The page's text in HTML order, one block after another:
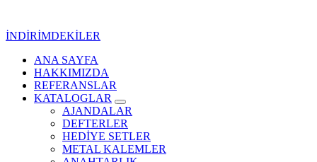
İNDİRİMDEKİLER
Kurumsal Promosyon-Hediyelik
ANA SAYFA
HAKKIMIZDA
REFERANSLAR
KATALOGLAR
AJANDALAR
DEFTERLER
HEDİYE SETLER
METAL KALEMLER